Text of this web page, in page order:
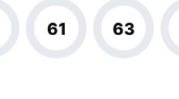
61 63